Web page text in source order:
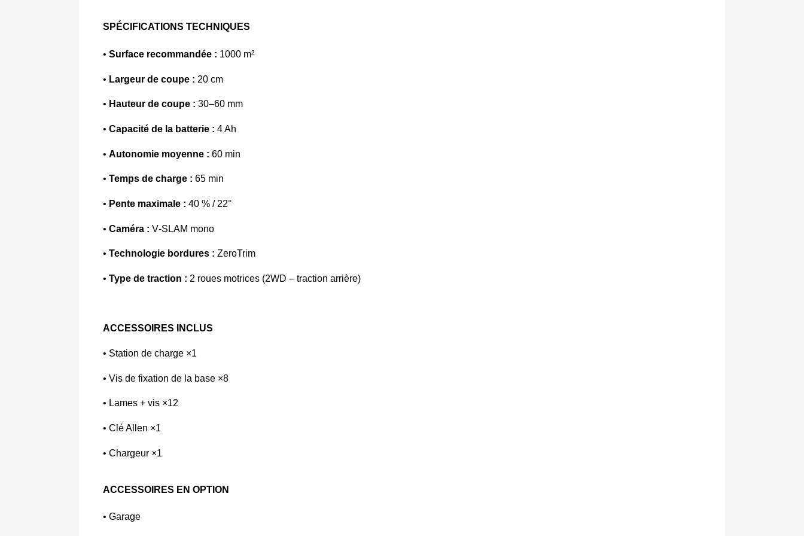
SPÉCIFICATIONS TECHNIQUES
• Surface recommandée : 1000 m²
• Largeur de coupe : 20 cm
• Hauteur de coupe : 30–60 mm
• Capacité de la batterie : 4 Ah
• Autonomie moyenne : 60 min
• Temps de charge : 65 min
• Pente maximale : 40 % / 22°
• Caméra : V‑SLAM mono
• Technologie bordures : ZeroTrim
• Type de traction : 2 roues motrices (2WD – traction arrière)
ACCESSOIRES INCLUS
• Station de charge ×1
• Vis de fixation de la base ×8
• Lames + vis ×12
• Clé Allen ×1
• Chargeur ×1
ACCESSOIRES EN OPTION
• Garage